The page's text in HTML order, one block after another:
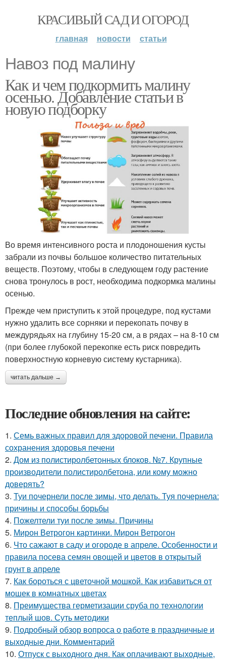
КРАСИВЫЙ САД И ОГОРОД
главная новости статьи
Навоз под малину
Как и чем подкормить малину
осенью. Добавление статьи в
новую подборку
Во время интенсивного роста и плодоношения кусты
забрали из почвы большое количество питательных
веществ. Поэтому, чтобы в следующем году растение
снова тронулось в рост, необходима подкормка малины
осенью.
Прежде чем приступить к этой процедуре, под кустами
нужно удалить все сорняки и перекопать почву в
междурядьях на глубину 15-20 см, а в рядах – на 8-10 см
(при более глубокой перекопке есть риск повредить
поверхностную корневую систему кустарника).
читать дальше →
Последние обновления на сайте:
1. Семь важных правил для здоровой печени. Правила
сохранения здоровья печени
2. Дом из полистиролбетонных блоков. №7. Крупные
производители полистиролбетона, или кому можно
доверять?
3. Туи почернели после зимы, что делать. Туя почернела:
причины и способы борьбы
4. Пожелтели туи после зимы. Причины
5. Мирон Ветрогон картинки. Мирон Ветрогон
6. Что сажают в саду и огороде в апреле. Особенности и
правила посева семян овощей и цветов в открытый
грунт в апреле
7. Как бороться с цветочной мошкой. Как избавиться от
мошек в комнатных цветах
8. Преимущества герметизации сруба по технологии
теплый шов. Суть методики
9. Подробный обзор вопроса о работе в праздничные и
выходные дни. Комментарий
10. Отпуск с выходного дня. Как оплачивают выходные,